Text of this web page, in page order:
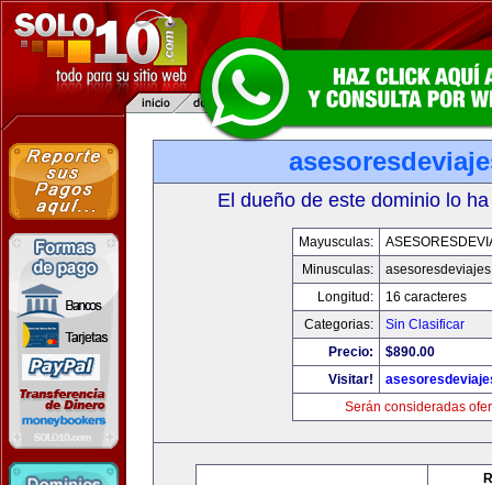
El dueño de este dominio lo
Mayusculas:
Minusculas:
Longitud:
16 caracteres
Categorias:
Sin Clasificar
Precio:
$890.00
Visitar!
Serán consideradas